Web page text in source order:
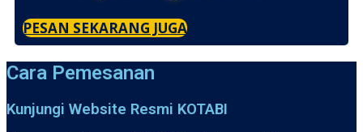
PESAN SEKARANG JUGA
Cara Pemesanan
Kunjungi Website Resmi KOTABI